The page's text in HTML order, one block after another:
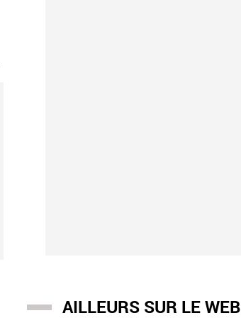
AILLEURS SUR LE WEB